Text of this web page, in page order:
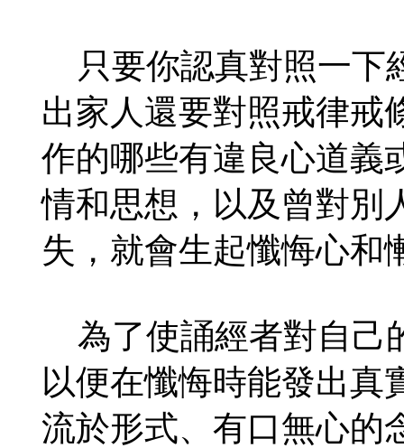
只要你認真對照一下
出家人還要對照戒律戒
作的哪些有違良心道義
情和思想，以及曾對別
失，就會生起懺悔心和
為了使誦經者對自己
以便在懺悔時能發出真
流於形式、有口無心的